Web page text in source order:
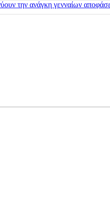
την ανάγκη γενναίων